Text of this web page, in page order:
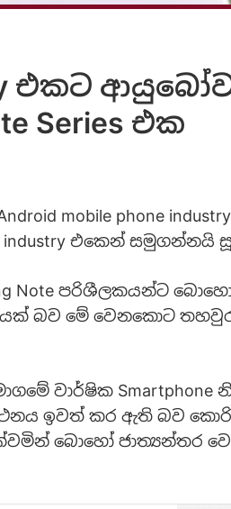
එකට
Series එක
mobile phone
industry එකෙන් සමුගන්නයි
Note පරිශීලකයන්ට
බව මේ වෙනකොට
වාර්ෂික Smartphone
ඉවත් කර ඇති බව
බොහෝ ජාත්‍යන්තර